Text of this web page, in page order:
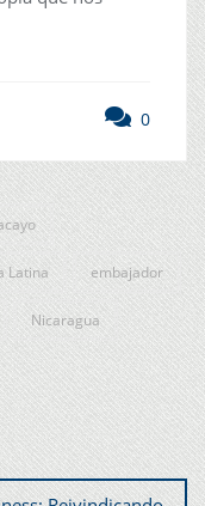
0
Latina embajador
Nicaragua